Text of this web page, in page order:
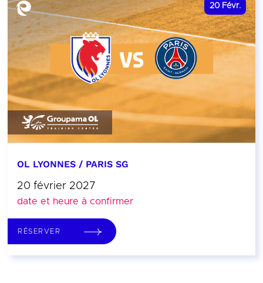
20 Févr.
OL LYONNES / PARIS SG
20 février 2027
date et heure à confirmer
RÉSERVER